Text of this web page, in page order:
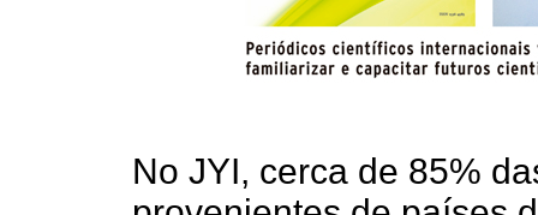
No JYI, cerca de 85%